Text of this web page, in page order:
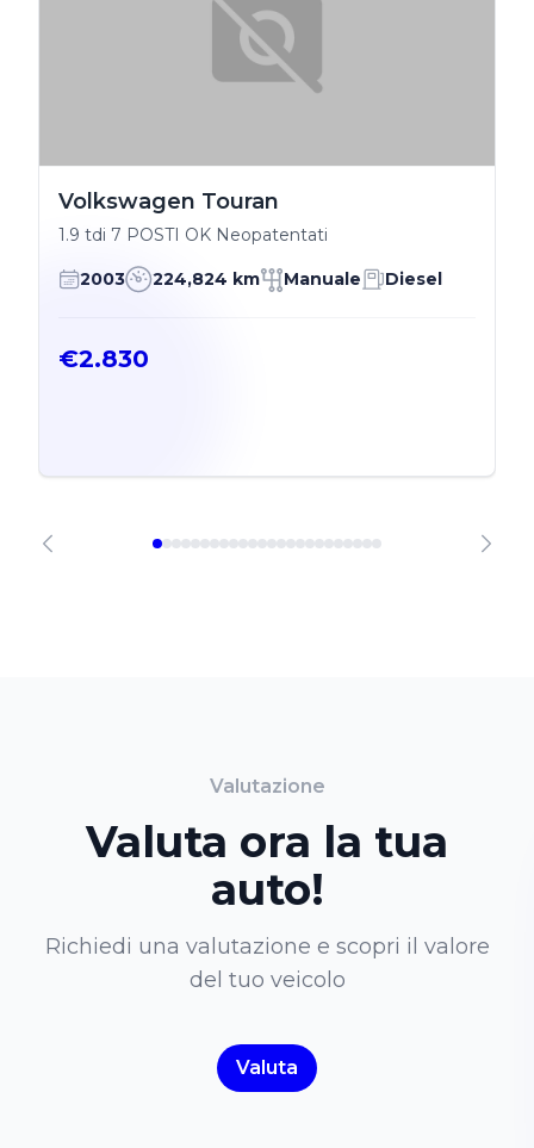
Volkswagen Touran
1.9 tdi 7 POSTI OK Neopatentati
2003 224,824 km Manuale Diesel
€2.830
Valutazione
Valuta ora la tua
auto!
Richiedi una valutazione e scopri il valore
del tuo veicolo
Valuta